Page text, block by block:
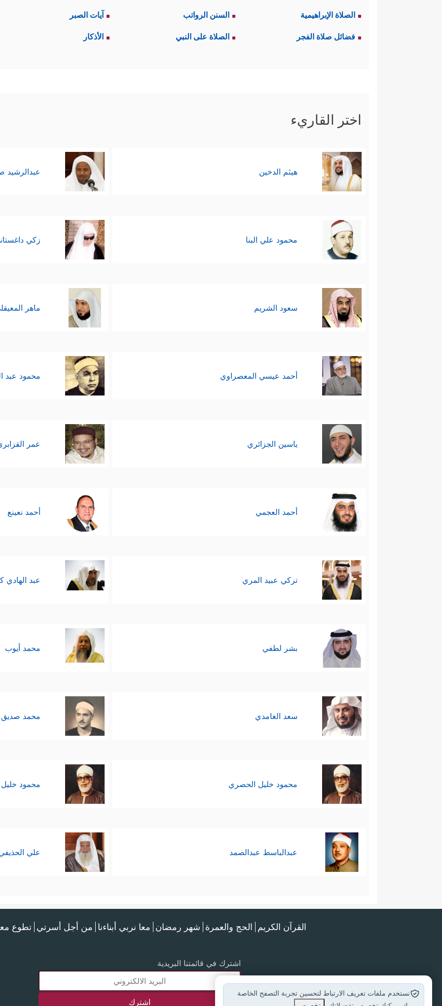
الصلاة الإبراهيمية السنن الرواتب آيات الصبر
فضائل صلاة الفجر الصلاة على النبي الأذكار
اختر القاريء
هيثم الدخين عبدالرشيد
محمود علي البنا زكي
سعود الشريم ماهر
أحمد عيسي المعصراوي محمود عبد
ياسين الجزائري عمر
أحمد العجمي أحمد نعينع
تركي عبيد المري عبد الهادي
بشر لطفي محمد أيوب
سعد الغامدي محمد صديق
محمود خليل الحصري محمود
عبدالباسط عبدالصمد علي
القرآن الكريم الحج والعمرة شهر رمضان معا نربي أبناءنا من أجل أسرتي تطوع
اشترك في قائمتنا البريدية
نستخدم ملفات تعريف الارتباط لتحسين تجربة التصفح الخاصة